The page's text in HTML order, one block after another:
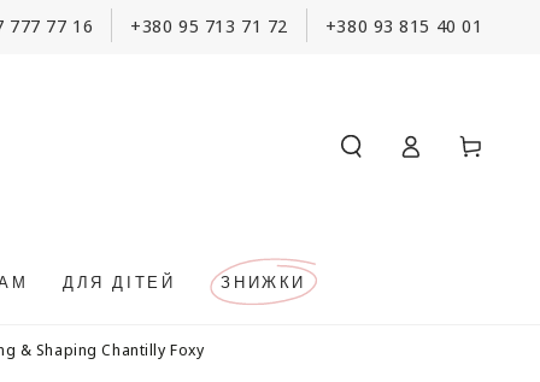
777 77 16 +380 95 713 71 72 +380 93 815 40 01
ДЛЯ ДІТЕЙ ЗНИЖКИ
Увійти Кошик
& Shaping Chantilly Foxy